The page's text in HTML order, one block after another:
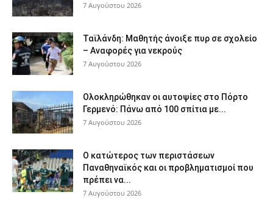
7 Αυγούστου 2026
Ταϊλάνδη: Μαθητής άνοιξε πυρ σε σχολείο
– Αναφορές για νεκρούς
7 Αυγούστου 2026
Ολοκληρώθηκαν οι αυτοψίες στο Πόρτο
Γερμενό: Πάνω από 100 σπίτια με...
7 Αυγούστου 2026
Ο κατώτερος των περιστάσεων
Παναθηναϊκός και οι προβληματισμοί που
πρέπει να...
7 Αυγούστου 2026